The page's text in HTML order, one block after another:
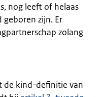
nog leeft of helaas
zijn. Er
zolang
de kind-definitie van